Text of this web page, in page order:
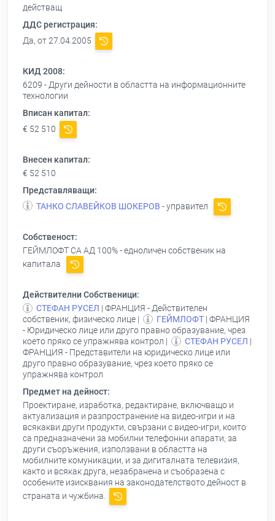
действащ
ДДС регистрация:
Да, от 27.04.2005
КИД 2008:
6209 - Други дейности в областта на информационните
технологии
Вписан капитал:
€ 52 510
Внесен капитал:
€ 52 510
Представляващи:
ТАНКО СЛАВЕЙКОВ ШОКЕРОВ - управител
Собственост:
ГЕЙМЛОФТ СА АД 100% - едноличен собственик на
капитала
Действителни Собственици:
СТЕФАН РУСЕЛ | ФРАНЦИЯ - Действителен
собственик, физическо лице |
ГЕЙМЛОФТ | ФРАНЦИЯ
- Юридическо лице или друго правно образувание, чрез
което пряко се упражнява контрол |
СТЕФАН РУСЕЛ |
ФРАНЦИЯ - Представители на юридическо лице или
друго правно образувание, чрез което пряко се
упражнява контрол
Предмет на дейност:
Проектиране, изработка, редактиране, включващо и
актуализация и разпространение на видео-игри и на
всякакви други продукти, свързани с видео-игри, които
са предназначени за мобилни телефонни апарати, за
други съоръжения, използвани в областта на
мобилните комуникации, и за дигиталната телевизия,
както и всякак друга, незабранена и съобразена с
особените изисквания на законодателството дейност в
страната и чужбина.